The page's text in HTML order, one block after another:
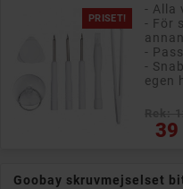
PRISET!
- Alla
- För
-
-
egen
Pris
Goobay skruvmejselset